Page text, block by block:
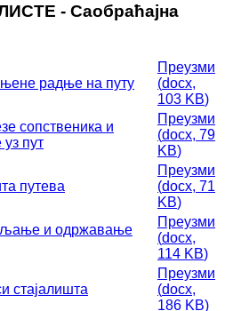
- Саобраћајна
радње на путу
Преузми
(docx,
103 KB)
сопственика и
уз пут
Преузми
(docx, 79
KB)
путева
Преузми
(docx, 71
KB)
и одржавање
Преузми
(docx,
114 KB)
стајалишта
Преузми
(docx,
186 KB)